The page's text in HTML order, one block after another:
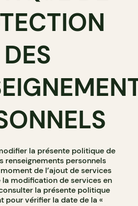
DES
la présente politique de
renseignements personnels
de l’ajout de services
la modification de services en
la présente politique
pour vérifier la date de la «